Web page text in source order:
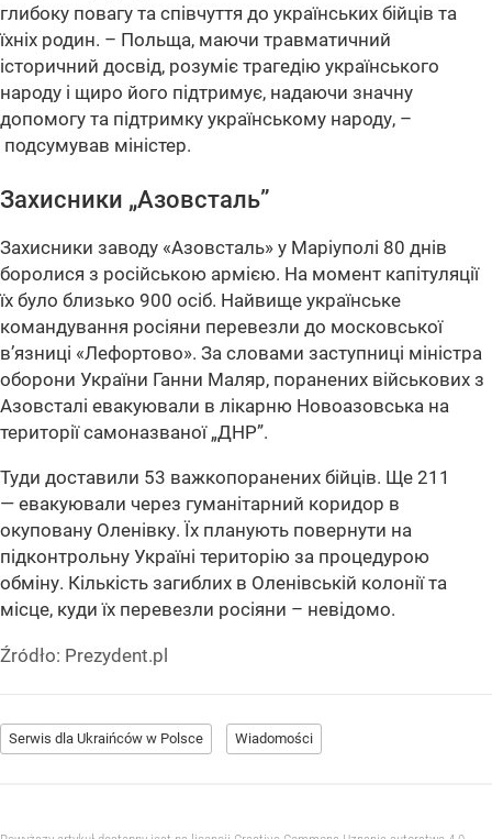
глибоку повагу та співчуття до українських бійців та
їхніх родин. – Польща, маючи травматичний
історичний досвід, розуміє трагедію українського
народу і щиро його підтримує, надаючи значну
допомогу та підтримку українському народу, –
подсумував міністер.
Захисники „Азовсталь”
Захисники заводу «Азовсталь» у Маріуполі 80 днів
боролися з російською армією. На момент капітуляції
їх було близько 900 осіб. Найвище українське
командування росіяни перевезли до московської
в’язниці «Лефортово». За словами заступниці міністра
оборони України Ганни Маляр, поранених військових з
Азовсталі евакуювали в лікарню Новоазовська на
території самоназваної „ДНР”.
Туди доставили 53 важкопоранених бійців. Ще 211
— евакуювали через гуманітарний коридор в
окуповану Оленівку. Їх планують повернути на
підконтрольну Україні територію за процедурою
обміну. Кількість загиблих в Оленівській колонії та
місце, куди їх перевезли росіяни – невідомо.
Źródło: Prezydent.pl
Serwis dla Ukraińców w Polsce Wiadomości